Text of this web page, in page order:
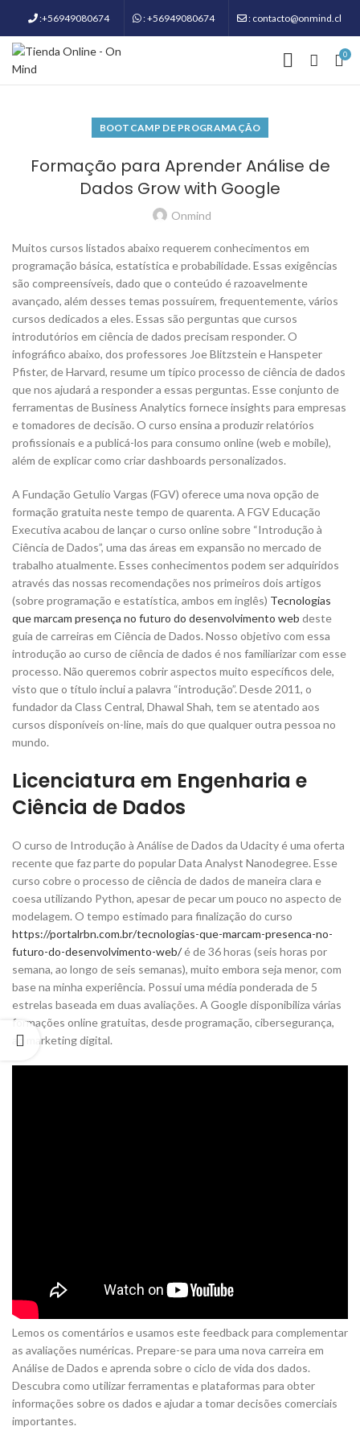
:+56949080674 : +56949080674 : contacto@onmind.cl
0
BOOTCAMP DE PROGRAMAÇÃO
Formação para Aprender Análise de
Dados Grow with Google
Onmind
Muitos cursos listados abaixo requerem conhecimentos em
programação básica, estatística e probabilidade. Essas exigências
são compreensíveis, dado que o conteúdo é razoavelmente
avançado, além desses temas possuírem, frequentemente, vários
cursos dedicados a eles. Essas são perguntas que cursos
introdutórios em ciência de dados precisam responder. O
infográfico abaixo, dos professores Joe Blitzstein e Hanspeter
Pfister, de Harvard, resume um típico processo de ciência de dados
que nos ajudará a responder a essas perguntas. Esse conjunto de
ferramentas de Business Analytics fornece insights para empresas
e tomadores de decisão. O curso ensina a produzir relatórios
profissionais e a publicá-los para consumo online (web e mobile),
além de explicar como criar dashboards personalizados.
A Fundação Getulio Vargas (FGV) oferece uma nova opção de
formação gratuita neste tempo de quarenta. A FGV Educação
Executiva acabou de lançar o curso online sobre “Introdução à
Ciência de Dados”, uma das áreas em expansão no mercado de
trabalho atualmente. Esses conhecimentos podem ser adquiridos
através das nossas recomendações nos primeiros dois artigos
(sobre programação e estatística, ambos em inglês) Tecnologias
que marcam presença no futuro do desenvolvimento web deste
guia de carreiras em Ciência de Dados. Nosso objetivo com essa
introdução ao curso de ciência de dados é nos familiarizar com esse
processo. Não queremos cobrir aspectos muito específicos dele,
visto que o título inclui a palavra “introdução”. Desde 2011, o
fundador da Class Central, Dhawal Shah, tem se atentado aos
cursos disponíveis on-line, mais do que qualquer outra pessoa no
mundo.
Licenciatura em Engenharia e
Ciência de Dados
O curso de Introdução à Análise de Dados da Udacity é uma oferta
recente que faz parte do popular Data Analyst Nanodegree. Esse
curso cobre o processo de ciência de dados de maneira clara e
coesa utilizando Python, apesar de pecar um pouco no aspecto de
modelagem. O tempo estimado para finalização do curso
https://portalrbn.com.br/tecnologias-que-marcam-presenca-no-
futuro-do-desenvolvimento-web/é de 36 horas (seis horas por
semana, ao longo de seis semanas), muito embora seja menor, com
base na minha experiência. Possui uma média ponderada de 5
estrelas baseada em duas avaliações. A Google disponibiliza várias
formações online gratuitas, desde programação, cibersegurança,
ao marketing digital.
Lemos os comentários e usamos este feedback para complementar
as avaliações numéricas. Prepare-se para uma nova carreira em
Análise de Dados e aprenda sobre o ciclo de vida dos dados.
Descubra como utilizar ferramentas e plataformas para obter
informações sobre os dados e ajudar a tomar decisões comerciais
importantes.